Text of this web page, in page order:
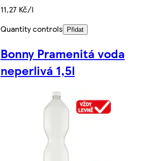
11,27 Kč/l
Quantity controls
Přidat
Bonny Pramenitá voda
neperlivá 1,5l